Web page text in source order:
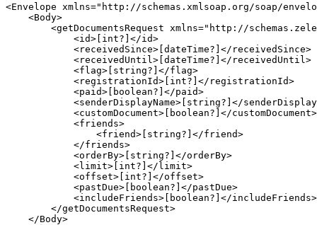
<Envelope xmlns="http://schemas.xmlsoap.org/soap/
    <Body>
<getDocumentsRequest xmlns="http://
            <id>[int?]</id>
            <receivedSince>[dateTime?]</receivedSince>
            <receivedUntil>[dateTime?]</receivedUntil>
            <flag>[string?]</flag>
            <registrationId>[int?]</registrationId>
            <paid>[boolean?]</paid>
<senderDisplayName>[string?]</
            <customDocument>[boolean?]</customDocument>
            <friends>
                <friend>[string?]</friend>
            </friends>
            <orderBy>[string?]</orderBy>
            <limit>[int?]</limit>
            <offset>[int?]</offset>
            <pastDue>[boolean?]</pastDue>
            <includeFriends>[boolean?]</includeFriends>
        </getDocumentsRequest>
    </Body>